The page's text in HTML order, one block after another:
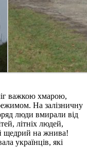
важкою хмарою,
На залізничну
люди вмирали від
літніх людей,
щедрий на жнива!
українців, які